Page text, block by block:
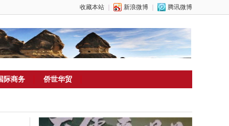
收藏本站 新浪微博 腾讯微博
际商务 侨世华贸